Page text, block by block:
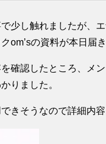
少し触れましたが、
om’sの資料が本日届き
確認したところ、メ
りました。
きそうなので詳細内